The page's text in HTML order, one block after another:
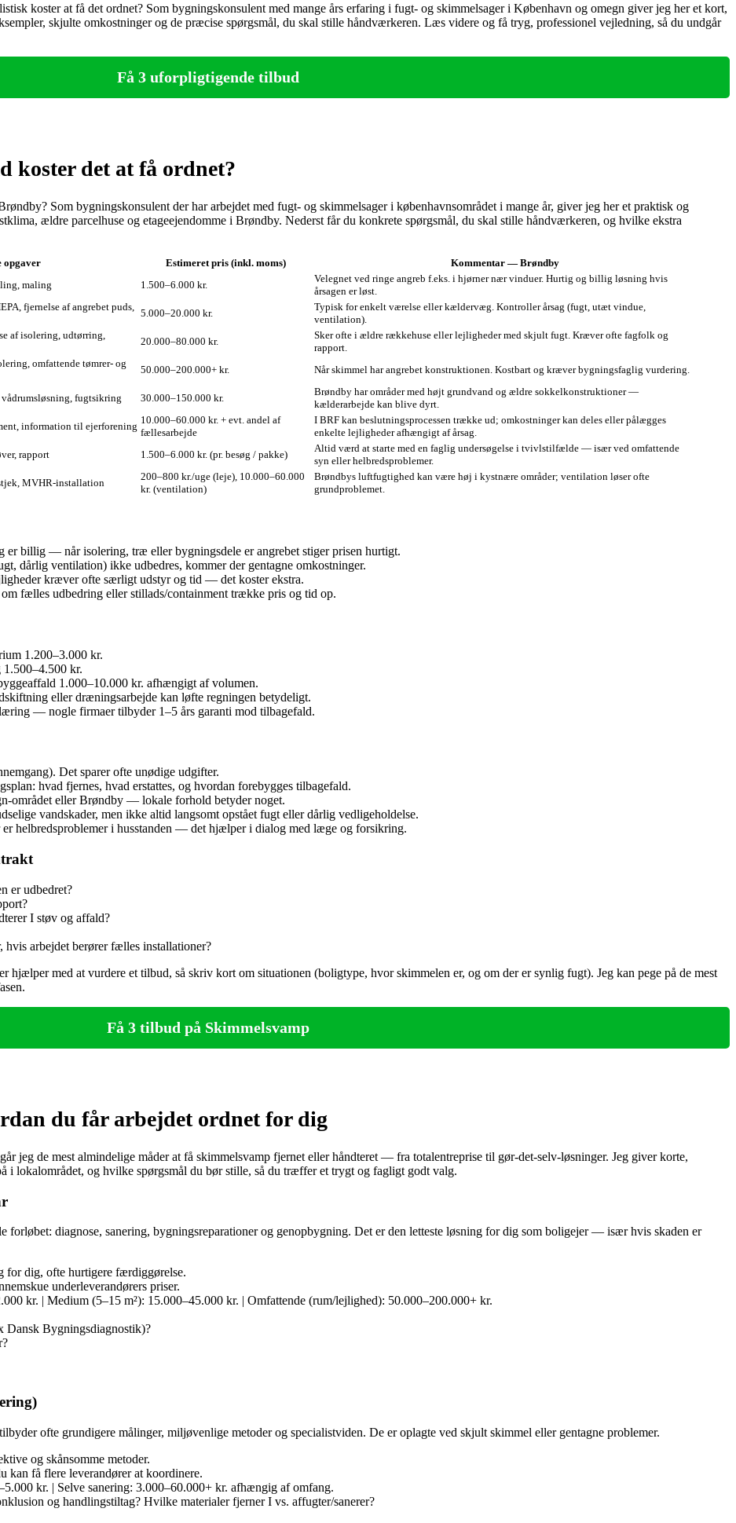
koster at få det ordnet? Som bygningskonsulent med mange års erfaring i fugt‑ og skimmelsager i København og omegn giver jeg her et kort,
skjulte omkostninger og de præcise spørgsmål, du skal stille håndværkeren. Læs videre og få tryg, professionel vejledning, så du undgår
Få 3 uforpligtigende tilbud
koster det at få ordnet?
Som bygningskonsulent der har arbejdet med fugt- og skimmel­sager i københavnsområdet i mange år, giver jeg her et praktisk og
ældre parcelhuse og etageejendomme i Brøndby. Nederst får du konkrete spørgsmål, du skal stille håndværkeren, og hvilke ekstra
opgaver Estimeret pris (inkl. moms)
Kommentar — Brøndby
maling 1.500–6.000 kr.
Velegnet ved ringe angreb f.eks. i hjørner nær vinduer. Hurtig og billig løsning hvis
årsagen er løst.
fjernelse af angrebet puds,
5.000–20.000 kr.
Typisk for enkelt værelse eller kældervæg. Kontroller årsag (fugt, utæt vindue,
ventilation).
af isolering, udtørring,
20.000–80.000 kr.
Sker ofte i ældre rækkehuse eller lejligheder med skjult fugt. Kræver ofte fagfolk og
rapport.
omfattende tømrer- og
50.000–200.000+ kr. Når skimmel har angrebet konstruktionen. Kostbart og kræver bygningsfaglig vurdering.
fugtsikring 30.000–150.000 kr.
Brøndby har områder med højt grundvand og ældre sokkelkonstruktioner —
kælderarbejde kan blive dyrt.
information til ejerforening
10.000–60.000 kr. + evt. andel af
fællesarbejde
I BRF kan beslutningsprocessen trække ud; omkostninger kan deles eller pålægges
enkelte lejligheder afhængigt af årsag.
rapport 1.500–6.000 kr. (pr. besøg / pakke)
Altid værd at starte med en faglig undersøgelse i tvivlstilfælde — især ved omfattende
syn eller helbredsproblemer.
MVHR-installation
200–800 kr./uge (leje), 10.000–60.000
kr. (ventilation)
Brøndbys luftfugtighed kan være høj i kystnære områder; ventilation løser ofte
grundproblemet.
er billig — når isolering, træ eller bygningsdele er angrebet stiger prisen hurtigt.
dårlig ventilation) ikke udbedres, kommer der gentagne omkostninger.
kræver ofte særligt udstyr og tid — det koster ekstra.
fælles udbedring eller stillads/containment trække pris og tid op.
1.200–3.000 kr.
kr.
1.000–10.000 kr. afhængigt af volumen.
eller dræningsarbejde kan løfte regningen betydeligt.
— nogle firmaer tilbyder 1–5 års garanti mod tilbagefald.
Det sparer ofte unødige udgifter.
hvad fjernes, hvad erstattes, og hvordan forebygges tilbagefald.
eller Brøndby — lokale forhold betyder noget.
vandskader, men ikke altid langsomt opstået fugt eller dårlig vedligeholdelse.
helbredsproblemer i husstanden — det hjælper i dialog med læge og forsikring.
er udbedret?
I støv og affald?
arbejdet berører fælles installationer?
med at vurdere et tilbud, så skriv kort om situationen (boligtype, hvor skimmelen er, og om der er synlig fugt). Jeg kan pege på de mest
Få 3 tilbud på Skimmelsvamp
du får arbejdet ordnet for dig
jeg de mest almindelige måder at få skimmelsvamp fjernet eller håndteret — fra totalentreprise til gør‑det‑selv‑løsninger. Jeg giver korte,
lokalområdet, og hvilke spørgsmål du bør stille, så du træffer et trygt og fagligt godt valg.
forløbet: diagnose, sanering, bygningsreparationer og genopbygning. Det er den letteste løsning for dig som boligejer — især hvis skaden er
for dig, ofte hurtigere færdiggørelse.
underleverandørers priser.
kr. | Medium (5–15 m²): 15.000–45.000 kr. | Omfattende (rum/lejlighed): 50.000–200.000+ kr.
Dansk Bygningsdiagnostik)?
ofte grundigere målinger, miljøvenlige metoder og specialistviden. De er oplagte ved skjult skimmel eller gentagne problemer.
og skånsomme metoder.
få flere leverandører at koordinere.
kr. | Selve sanering: 3.000–60.000+ kr. afhængig af omfang.
og handlingstiltag? Hvilke materialer fjerner I vs. affugter/sanerer?